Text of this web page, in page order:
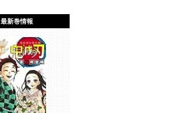
最新巻情報